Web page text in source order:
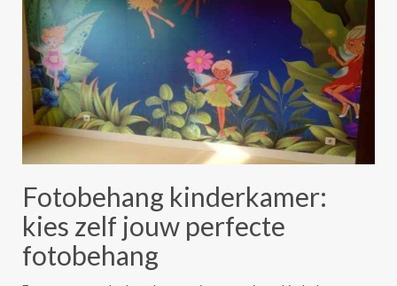
Fotobehang kinderkamer:
kies zelf jouw perfecte
fotobehang